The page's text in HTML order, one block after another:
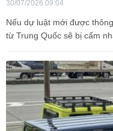
30/07/2026 09:04
Nếu dự luật mới được
từ Trung Quốc sẽ bị cấm